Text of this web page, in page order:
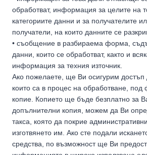
обработват, информация за целите на
категориите данни и за получателите
получатели, на които данните се
• съобщение в разбираема форма,
данни, които се обработват, както и
информация за техния източник.
Ако пожелаете, ще Ви осигурим достъп
които са в процес на обработване,
копие. Копието ще бъде безплатно за
допълнителни копия, можем да Ви
такса, която да покрие
изготвянето им. Ако сте подали
средства, по възможност ще Ви